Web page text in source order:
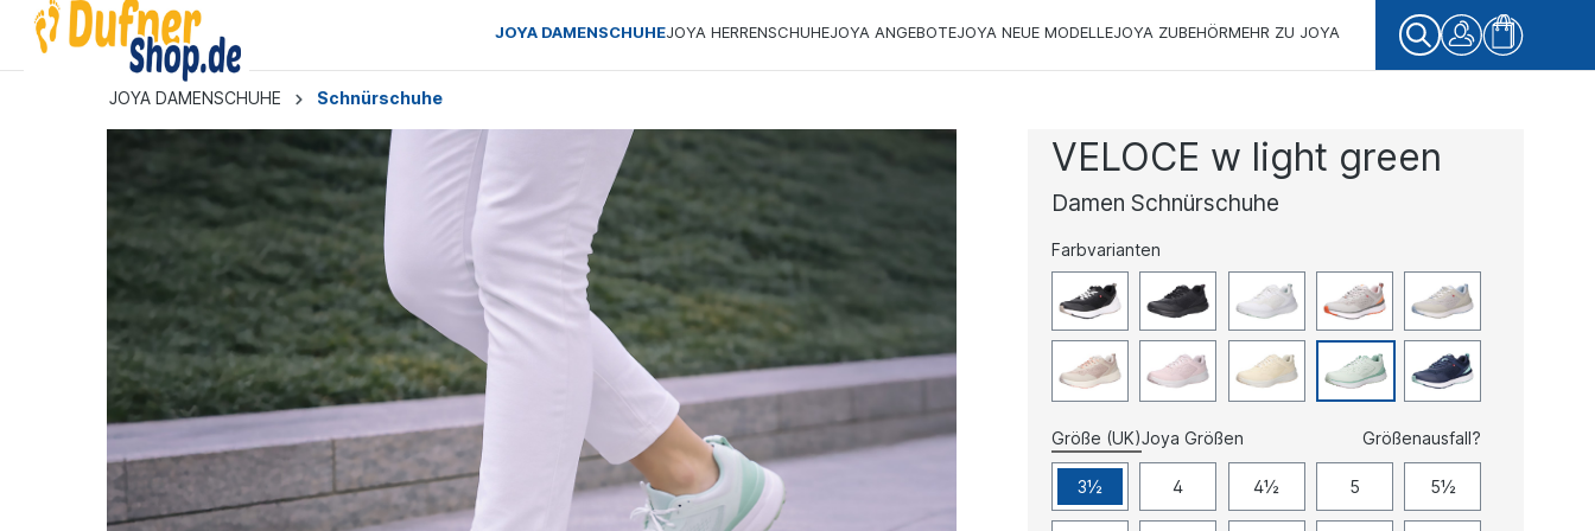
JOYA DAMENSCHUHEJOYA HERRENSCHUHEJOYA ANGEBOTEJOYA NEUE MODELLEJOYA ZUBEHÖRMEHR ZU JOYA
JOYA DAMENSCHUHE Schnürschuhe
VELOCE w light green
Damen Schnürschuhe
Farbvarianten
Größe (UK)Joya Größen Größenausfall?
3½ 4 4½ 5 5½